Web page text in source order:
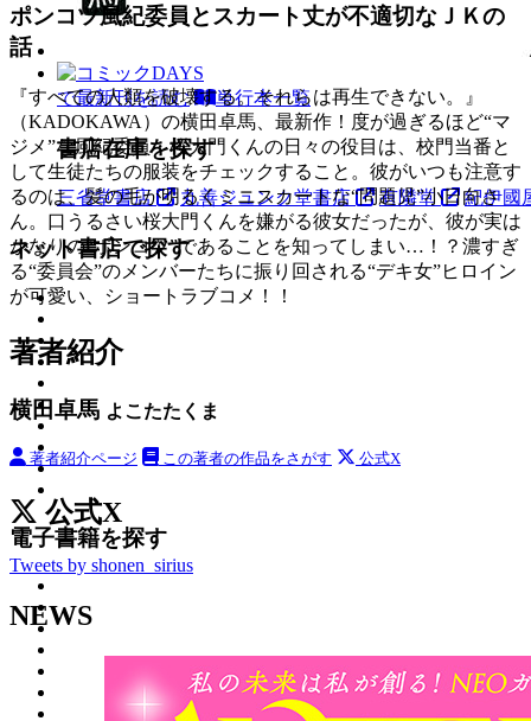
で最新刊を読む 単行本一覧
書店在庫を探す
三省堂書店 丸善ジュンク堂書店 有隣堂 紀伊國
ネット書店で探す
電子書籍を探す
ポンコツ風紀委員とスカート丈が不適切なＪＫの
話
『すべての人類を破壊する。それらは再生できない。』
（KADOKAWA）の横田卓馬、最新作！度が過ぎるほど“マ
ジメ”な風紀委員・桜大門くんの日々の役目は、校門当番と
して生徒たちの服装をチェックすること。彼がいつも注意す
るのは、髪の毛が明るくミニスカートな“問題児”小日向さ
ん。口うるさい桜大門くんを嫌がる彼女だったが、彼が実は
かなりの“ポンコツ”であることを知ってしまい…！？濃すぎ
る“委員会”のメンバーたちに振り回される“デキ女”ヒロイン
が可愛い、ショートラブコメ！！
著者紹介
横田卓馬 よこたたくま
著者紹介ページ この著者の作品をさがす 公式X
公式X
Tweets by shonen_sirius
NEWS